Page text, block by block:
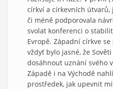
církví a církevních útvarů,
či méně podporovala
svolat konferenci o
Evropě. Západní církve
vždyť bylo jasné, že
dosáhnout uznání svého
Západě i na Východě
prostředek, jak upevnit